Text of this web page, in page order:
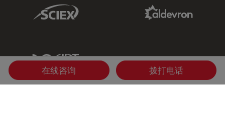
Sciex Link
IDT Link
在线咨询 拨打电话